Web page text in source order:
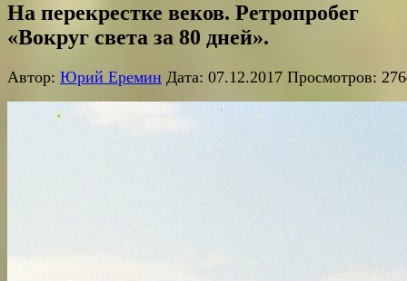
На перекрестке веков. Ретропробег
«Вокруг света за 80 дней».
Автор: Юрий Еремин Дата: 07.12.2017 Просмотров: